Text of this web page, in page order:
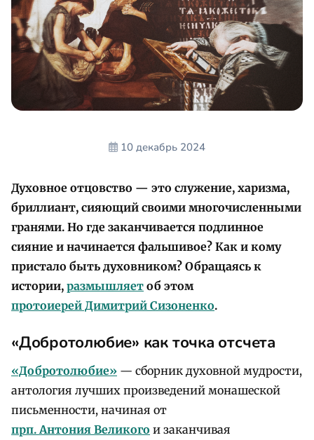
10 декабрь 2024
Духовное отцовство — это служение, харизма,
бриллиант, сияющий своими многочисленными
гранями. Но где заканчивается подлинное
сияние и начинается фальшивое? Как и кому
пристало быть духовником? Обращаясь к
истории, размышляет об этом
протоиерей Димитрий Сизоненко.
«Добротолюбие» как точка отсчета
«Добротолюбие» — сборник духовной мудрости,
антология лучших произведений монашеской
письменности, начиная от
прп. Антония Великого и заканчивая